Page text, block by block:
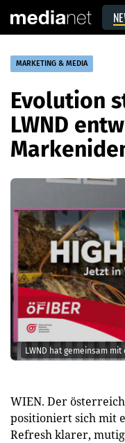
LWND hat gemeinsam
MARKETING & MEDIA
Evolution
LWND
WIEN. Der
positioniert sich mit
Refresh klarer,